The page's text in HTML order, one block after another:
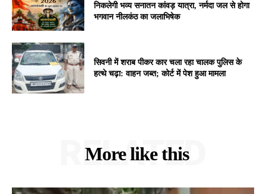
निकलेगी भव्य सनातन कांवड़ यात्रा, नर्मदा जल से होगा
भगवान नीलकंठ का जलाभिषेक
सिवनी में शराब पीकर कार चला रहा चालक पुलिस के
हत्थे चढ़ा: वाहन जब्त; कोर्ट में पेश हुआ मामला
More like this
RELATED